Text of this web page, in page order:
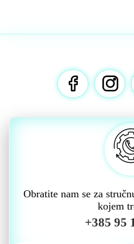
Obratite nam se za
kojem
+385 95